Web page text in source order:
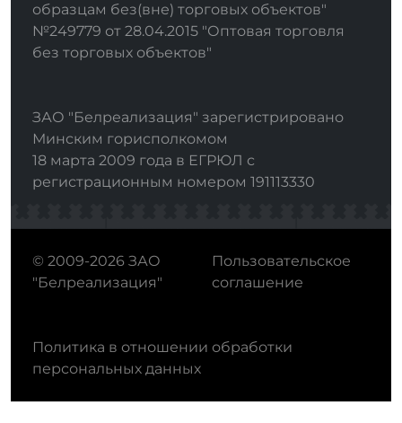
образцам без(вне) торговых объектов"
№249779 от 28.04.2015 "Оптовая торговля
без торговых объектов"
ЗАО "Белреализация" зарегистрировано
Минским горисполкомом
18 марта 2009 года в ЕГРЮЛ с
регистрационным номером 191113330
© 2009-2026 ЗАО
"Белреализация"
Пользовательское
соглашение
Политика в отношении обработки
персональных данных